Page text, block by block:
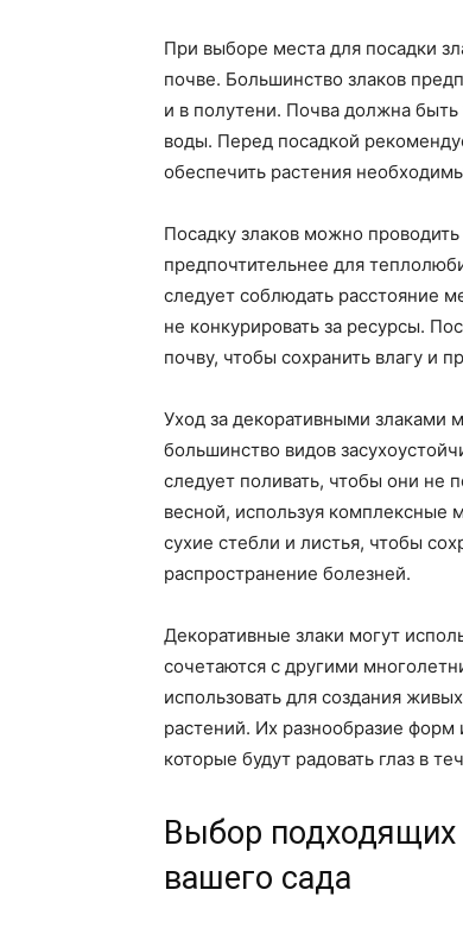
При выборе места для посадки
почве. Большинство злаков
и в полутени. Почва должна быть
воды. Перед посадкой
обеспечить растения
Посадку злаков можно
предпочтительнее для
следует соблюдать расстояние
не конкурировать за ресурсы.
почву, чтобы сохранить влагу и
Уход за декоративными злаками
большинство видов
следует поливать, чтобы они не
весной, используя комплексные
сухие стебли и листья, чтобы
распространение болезней.
Декоративные злаки могут
сочетаются с другими
использовать для создания
растений. Их разнообразие форм
которые будут радовать глаз в
Выбор подходящих
вашего сада